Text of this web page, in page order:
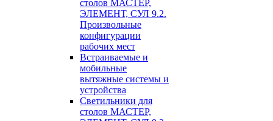
столов МАСТЕР,
ЭЛЕМЕНТ, СУЛ 9.2.
Произвольные
конфигурации
рабочих мест
Встраиваемые и
мобильные
вытяжные системы и
устройства
Светильники для
столов МАСТЕР,